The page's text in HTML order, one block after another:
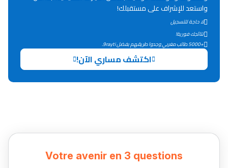
Collège au Maroc
التعليم الثانوي الإعدادي
+ de 89 Interviews/Vidéos
واستعد للإشراف على مستقبلك!
لا حاجة للتسجيل
نتائجك فورية!
+5000 طالب مغربي وجدوا طريقهم بفضل 9rayti.
اكتشف مساري الآن!
Votre avenir en 3 questions